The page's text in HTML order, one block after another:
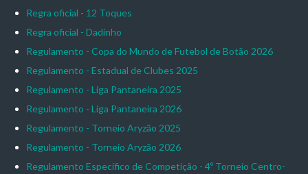
Regra oficial - 12 Toques
Regra oficial - Dadinho
Regulamento - Copa do Mundo de Futebol de Botão 2026
Regulamento - Estadual de Clubes 2025
Regulamento - Liga Pantaneira 2025
Regulamento - Liga Pantaneira 2026
Regulamento - Torneio Aryzão 2025
Regulamento - Torneio Aryzão 2026
Regulamento Específico de Competição - 4º Torneio Centro-